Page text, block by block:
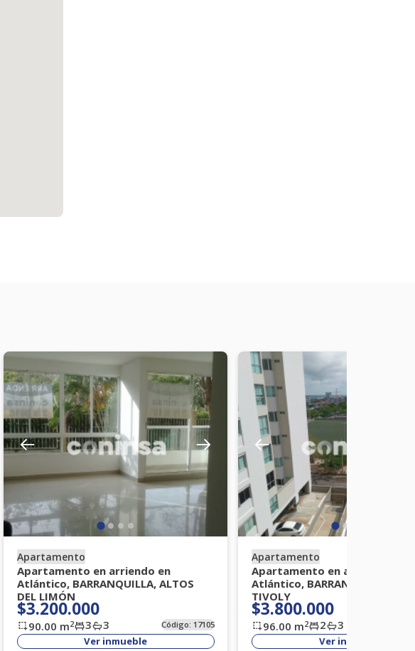
Apartamento
Apartamento en arriendo en
Atlántico, BARRANQUILLA, ALTOS
DEL LIMÓN
$3.200.000
90.00 m2 3 3 Código: 17105
Ver inmueble
Apartamento
Apartamento en arriendo en
Atlántico, BARRANQUILLA,
TIVOLY
$3.800.000
96.00 m2 2 3
Ver inmueble